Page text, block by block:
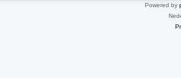
Powered by